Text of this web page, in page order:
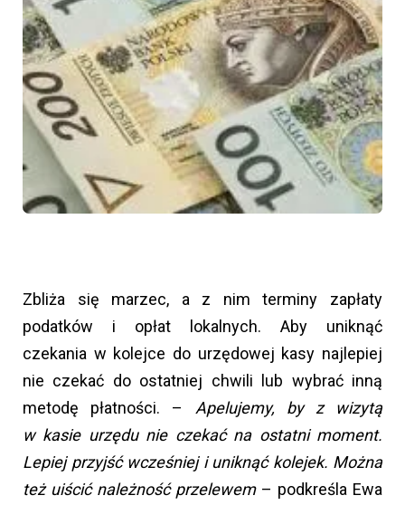
Zbliża się marzec, a z nim terminy zapłaty
podatków i opłat lokalnych. Aby uniknąć
czekania w kolejce do urzędowej kasy najlepiej
nie czekać do ostatniej chwili lub wybrać inną
metodę płatności. – Apelujemy, by z wizytą
w kasie urzędu nie czekać na ostatni moment.
Lepiej przyjść wcześniej i uniknąć kolejek. Można
też uiścić należność przelewem– podkreśla Ewa